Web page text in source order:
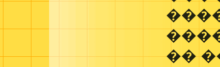
��